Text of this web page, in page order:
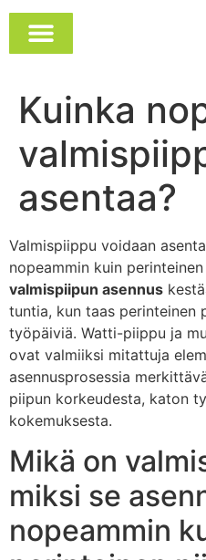
Kuinka
asentaa?
Valmispiippu voidaan
nopeammin kuin
valmispiipun asennus
tuntia, kun taas perinteinen
työpäiviä. Watti-piippu ja
ovat valmiiksi mitattuja
asennusprosessia
piipun korkeudesta, katon
kokemuksesta.
Mikä on
miksi se
nopeammin